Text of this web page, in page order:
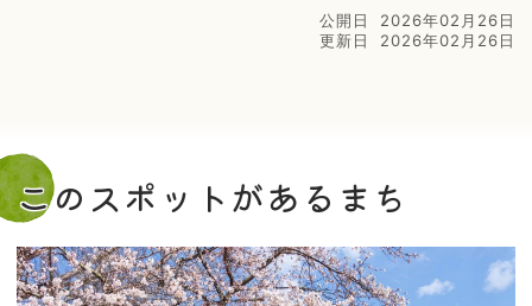
公開日
2026年02月26日
更新日
2026年02月26日
このスポットがあるまち